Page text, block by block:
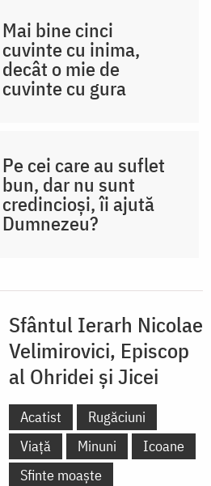
Mai bine cinci
cuvinte cu inima,
decât o mie de
cuvinte cu gura
Pe cei care au suflet
bun, dar nu sunt
credincioși, îi ajută
Dumnezeu?
Sfântul Ierarh Nicolae
Velimirovici, Episcop
al Ohridei și Jicei
Acatist
Rugăciuni
Viață
Minuni
Icoane
Sfinte moaște